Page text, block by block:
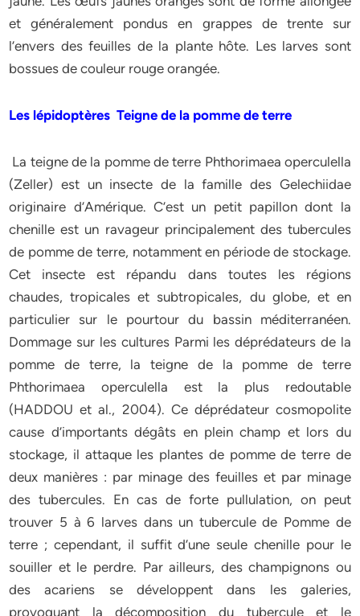
et généralement pondus en grappes de trente sur
l’envers des feuilles de la plante hôte. Les larves sont
bossues de couleur rouge orangée.
Les lépidoptères Teigne de la pomme de terre
La teigne de la pomme de terre Phthorimaea operculella
(Zeller) est un insecte de la famille des Gelechiidae
originaire d’Amérique. C’est un petit papillon dont la
chenille est un ravageur principalement des tubercules
de pomme de terre, notamment en période de stockage.
Cet insecte est répandu dans toutes les régions
chaudes, tropicales et subtropicales, du globe, et en
particulier sur le pourtour du bassin méditerranéen.
Dommage sur les cultures Parmi les déprédateurs de la
pomme de terre, la teigne de la pomme de terre
Phthorimaea operculella est la plus redoutable
(HADDOU et al., 2004). Ce déprédateur cosmopolite
cause d’importants dégâts en plein champ et lors du
stockage, il attaque les plantes de pomme de terre de
deux manières : par minage des feuilles et par minage
des tubercules. En cas de forte pullulation, on peut
trouver 5 à 6 larves dans un tubercule de Pomme de
terre ; cependant, il suffit d’une seule chenille pour le
souiller et le perdre. Par ailleurs, des champignons ou
des acariens se développent dans les galeries,
provoquant la décomposition du tubercule et le